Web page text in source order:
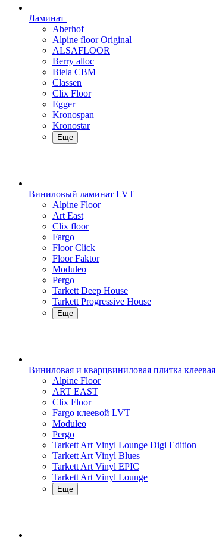
Ламинат
Aberhof
Alpine floor Original
ALSAFLOOR
Berry alloc
Biela CBM
Classen
Clix Floor
Egger
Kronospan
Kronostar
Еще
Виниловый ламинат LVT
Alpine Floor
Art East
Clix floor
Fargo
Floor Click
Floor Faktor
Moduleo
Pergo
Tarkett Deep House
Tarkett Progressive House
Еще
Виниловая и кварцвиниловая плитка клеевая
Alpine Floor
ART EAST
Clix Floor
Fargo клеевой LVT
Moduleo
Pergo
Tarkett Art Vinyl Lounge Digi Edition
Tarkett Art Vinyl Blues
Tarkett Art Vinyl EPIC
Tarkett Art Vinyl Lounge
Еще